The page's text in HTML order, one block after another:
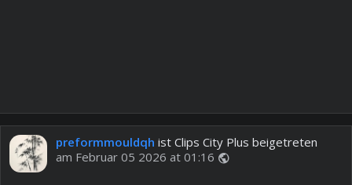
preformmouldqh ist Clips City Plus beigetreten
am Februar 05 2026 at 01:16 public